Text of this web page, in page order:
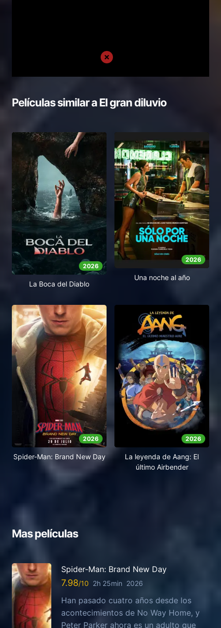
Películas similar aEl gran diluvio
2026
La Boca del Diablo
2026
Una noche al año
2026
Spider-Man: Brand New Day
2026
La leyenda de Aang: El
último Airbender
Mas películas
Spider-Man: Brand New Day
7.98 2h 25min 2026
Han pasado cuatro años desde los
acontecimientos de No Way Home, y
Peter Parker ahora es un adulto que